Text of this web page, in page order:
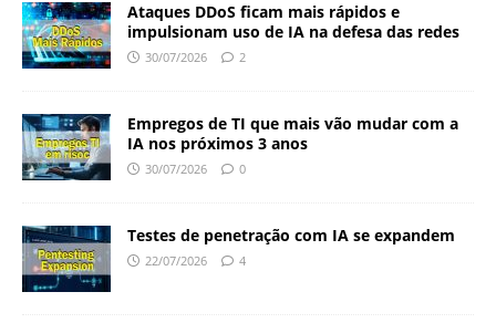
Ataques DDoS ficam mais rápidos e
impulsionam uso de IA na defesa das redes
30/07/2026 2
Empregos de TI que mais vão mudar com a
IA nos próximos 3 anos
30/07/2026 0
Testes de penetração com IA se expandem
22/07/2026 4